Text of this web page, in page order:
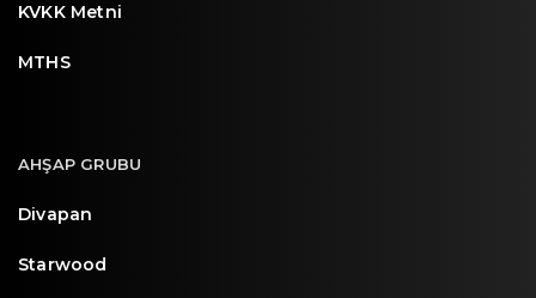
KVKK Metni
MTHS
AHŞAP GRUBU
Divapan
Starwood